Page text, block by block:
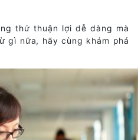
thứ thuận lợi dễ dàng mà
gì nữa, hãy cùng khám phá